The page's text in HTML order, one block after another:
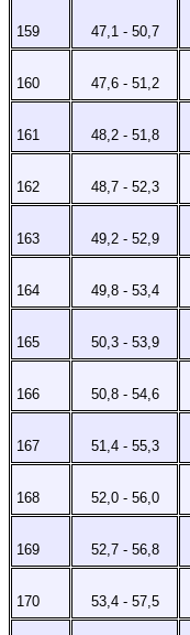
159 47,1 - 50,7
160 47,6 - 51,2
161 48,2 - 51,8
162 48,7 - 52,3
163 49,2 - 52,9
164 49,8 - 53,4
165 50,3 - 53,9
166 50,8 - 54,6
167 51,4 - 55,3
168 52,0 - 56,0
169 52,7 - 56,8
170 53,4 - 57,5